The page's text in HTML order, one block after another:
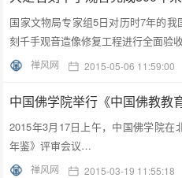
国家文物局专家组5日对历时7年的
刻千手观音造像修复工程进行全面验
禅风网 2015-05-06 11:59:00
中国佛学院举行《中国佛教教
2015年3月17日上午，中国佛学院
年鉴》评审会议…
禅风网 2015-03-19 11:55:18